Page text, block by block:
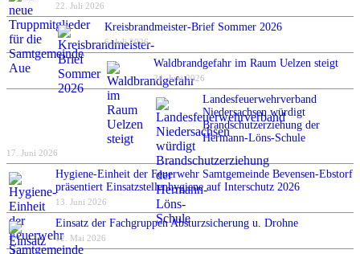
22. Juli 2026
Kreisbrandmeister-Brief Sommer 2026
6. Juli 2026
Waldbrandgefahr im Raum Uelzen steigt
24. Juni 2026
Landesfeuerwehrverband
Niedersachsen würdigt
Brandschutzerziehung der
Hermann-Löns-Schule
17. Juni 2026
Hygiene-Einheit der Feuerwehr Samtgemeinde Bevensen-Ebstorf
präsentiert Einsatzstellenhygiene auf Interschutz 2026
13. Juni 2026
Einsatz der Fachgruppen Absturzsicherung u. Drohne
12. Mai 2026